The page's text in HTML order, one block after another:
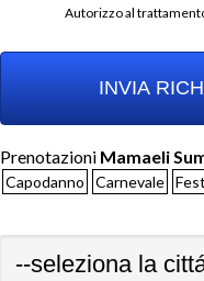
Autorizzo al
Prenotazioni Mamaeli
Capodanno Carnevale